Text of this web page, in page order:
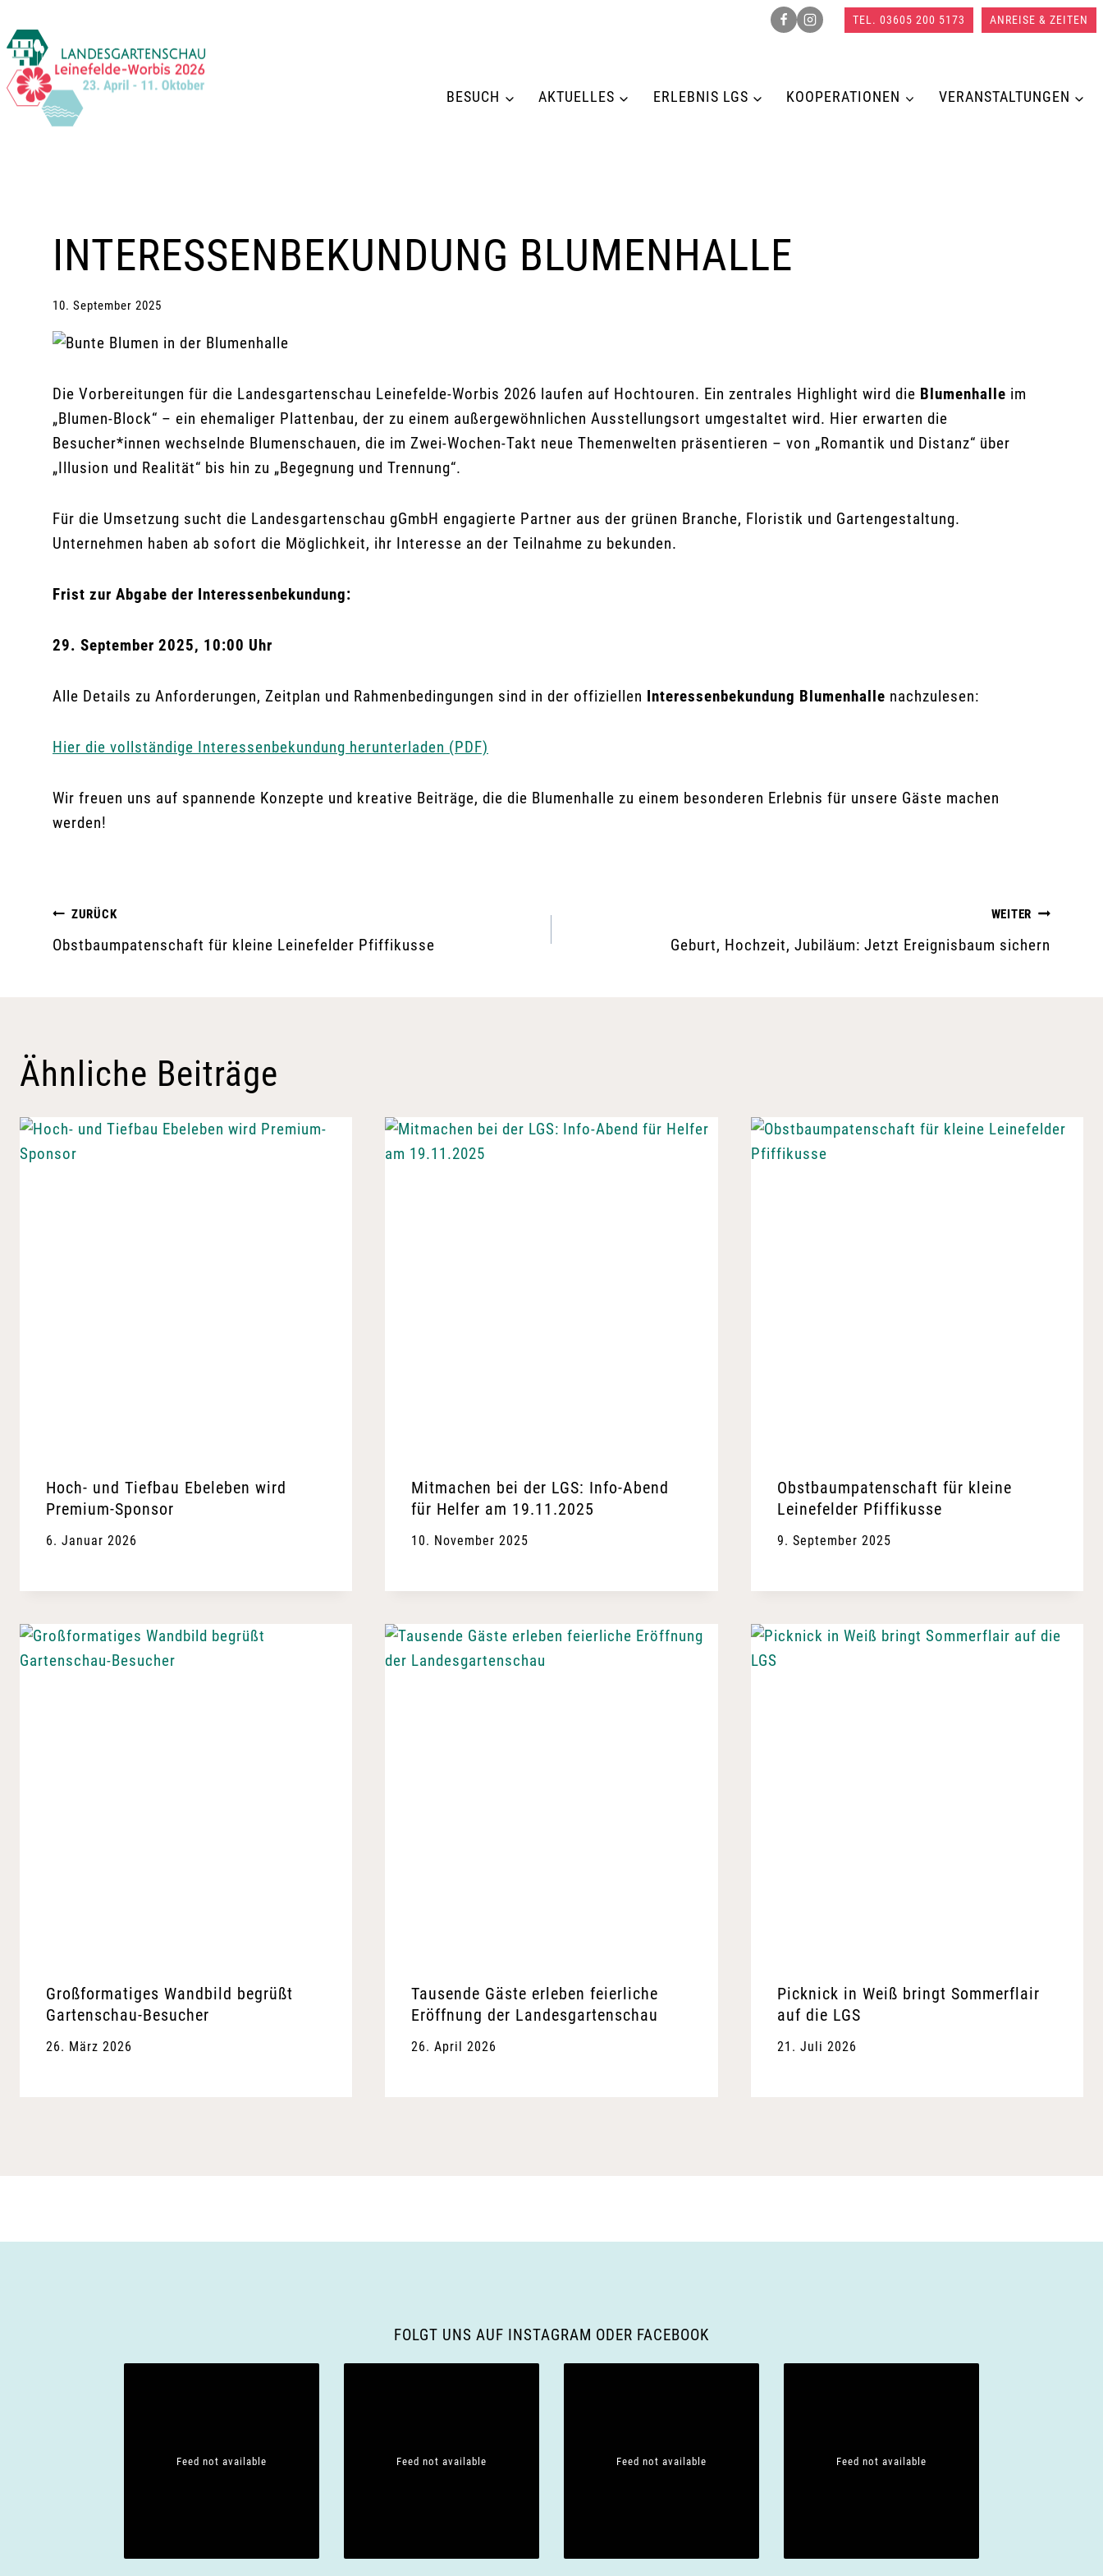
Inhalt
springen
TEL. 03605 200 5173 ANREISE & ZEITEN
BESUCH AKTUELLES ERLEBNIS LGS KOOPERATIONEN VERANSTALTUNGEN
INTERESSENBEKUNDUNG BLUMENHALLE
10. September 2025
Die Vorbereitungen für die Landesgartenschau Leinefelde-Worbis 2026 laufen auf Hochtouren. Ein zentrales Highlight wird die Blumenhalle im
„Blumen-Block“ – ein ehemaliger Plattenbau, der zu einem außergewöhnlichen Ausstellungsort umgestaltet wird. Hier erwarten die
Besucher*innen wechselnde Blumenschauen, die im Zwei-Wochen-Takt neue Themenwelten präsentieren – von „Romantik und Distanz“ über
„Illusion und Realität“ bis hin zu „Begegnung und Trennung“.
Für die Umsetzung sucht die Landesgartenschau gGmbH engagierte Partner aus der grünen Branche, Floristik und Gartengestaltung.
Unternehmen haben ab sofort die Möglichkeit, ihr Interesse an der Teilnahme zu bekunden.
Frist zur Abgabe der Interessenbekundung:
29. September 2025, 10:00 Uhr
Alle Details zu Anforderungen, Zeitplan und Rahmenbedingungen sind in der offiziellen Interessenbekundung Blumenhalle nachzulesen:
Hier die vollständige Interessenbekundung herunterladen (PDF)
Wir freuen uns auf spannende Konzepte und kreative Beiträge, die die Blumenhalle zu einem besonderen Erlebnis für unsere Gäste machen
werden!
Beitragsnavigation
ZURÜCK
Obstbaumpatenschaft für kleine Leinefelder Pfiffikusse
WEITER
Geburt, Hochzeit, Jubiläum: Jetzt Ereignisbaum sichern
Ähnliche Beiträge
Hoch- und Tiefbau Ebeleben wird
Premium-Sponsor
6. Januar 2026
Mitmachen bei der LGS: Info-Abend
für Helfer am 19.11.2025
10. November 2025
Obstbaumpatenschaft für kleine
Leinefelder Pfiffikusse
9. September 2025
Großformatiges Wandbild begrüßt
Gartenschau-Besucher
26. März 2026
Tausende Gäste erleben feierliche
Eröffnung der Landesgartenschau
26. April 2026
Picknick in Weiß bringt Sommerflair
auf die LGS
21. Juli 2026
FOLGT UNS AUF INSTAGRAM ODER FACEBOOK
Feed not available Feed not available Feed not available Feed not available